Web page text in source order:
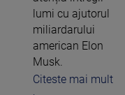
lumi cu ajutorul
miliardarului
american Elon
Musk.
Citeste mai mult